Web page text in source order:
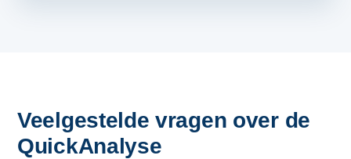
Veelgestelde vragen over de
QuickAnalyse